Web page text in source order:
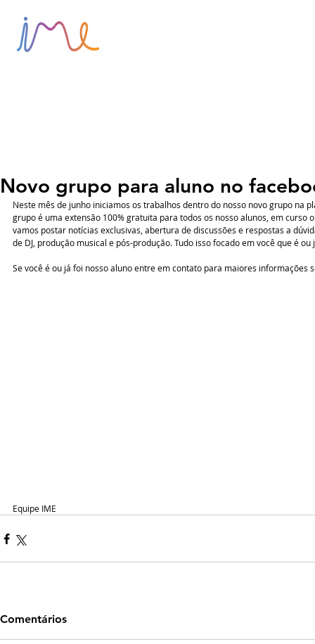
Novo grupo para aluno no
Neste mês de junho iniciamos os trabalhos dentro do nosso novo grupo na
grupo é uma extensão 100% gratuita para todos os nosso alunos, em curso
vamos postar notícias exclusivas, abertura de discussões e respostas a
de DJ, produção musical e pós-produção. Tudo isso focado em você que é ou
Se você é ou já foi nosso aluno entre em contato para maiores informações
Equipe IME
Comentários